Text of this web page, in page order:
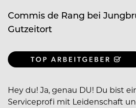
Commis de Rang bei
Gutzeitort
Hey du! Ja, genau DU! Du bist
Serviceprofi mit Leidenschaft